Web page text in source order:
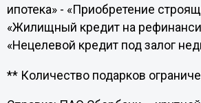
ипотека» - «Приобретение
«Жилищный кредит на
«Нецелевой кредит под залог
** Количество подарков